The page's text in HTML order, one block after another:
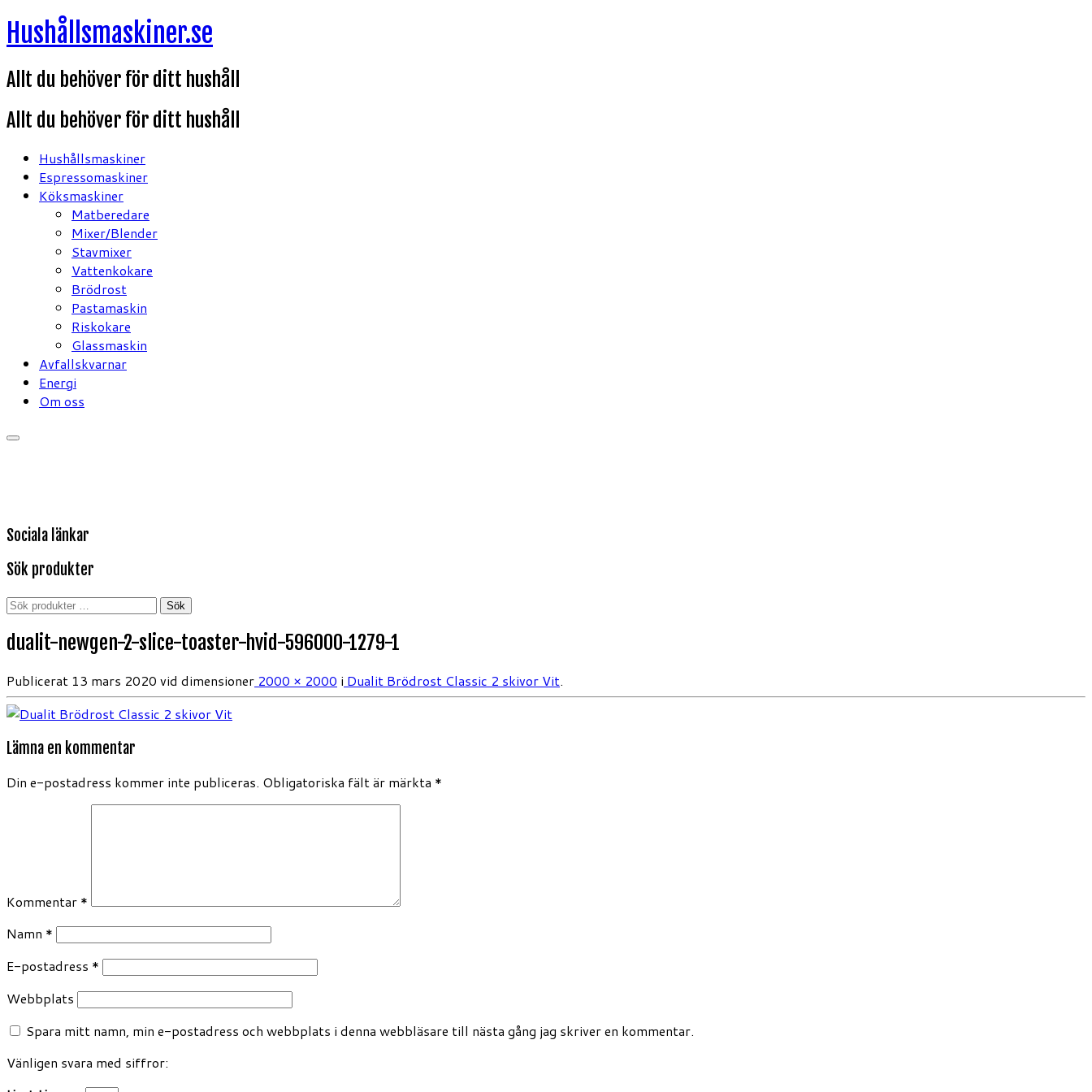
Hoppa
till
Hushållsmaskiner.se
Allt du behöver för ditt hushåll
Allt du behöver för ditt hushåll
Hushållsmaskiner
Espressomaskiner
Köksmaskiner
Matberedare
Mixer/Blender
Stavmixer
Vattenkokare
Brödrost
Pastamaskin
Riskokare
Glassmaskin
Avfallskvarnar
Energi
Om oss
Sociala länkar
Sök produkter
Sök
Sök
dualit-newgen-2-slice-toaster-hvid-596000-1279-1
Publicerat 13 mars 2020 vid dimensioner 2000 × 2000 i Dualit Brödrost Classic 2 skivor Vit.
Lämna en kommentar
Din e-postadress kommer inte publiceras. Obligatoriska fält är märkta *
Kommentar *
Namn *
E-postadress *
Webbplats
Spara mitt namn, min e-postadress och webbplats i denna webbläsare till nästa gång jag skriver en kommentar.
Vänligen svara med siffror: